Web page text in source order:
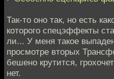
Так-то оно так, но есть
которого спецэффекты
ли... У меня такое
просмотре вторых
бешено крутится,
нет.